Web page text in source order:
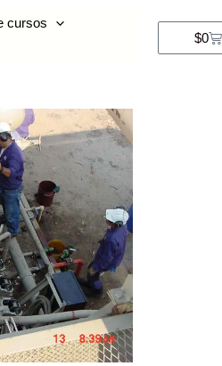
cursos
$0